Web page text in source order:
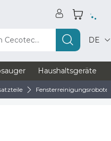
Cecotec... DE
Haushaltsgeräte